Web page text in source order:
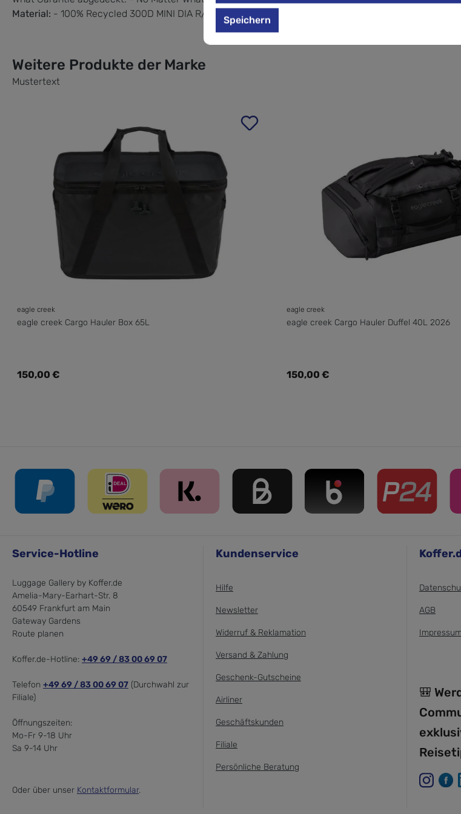
Material: - 100% Recycled 300D MINI DIA R/S Polyester - 100% Recycled Mesh Polyester
Weitere Produkte der Marke
Mustertext
eagle creek
eagle creek Cargo Hauler Box 65L
Regulärer Preis:
150,00 €
eagle creek
eagle creek Cargo Hauler Duffel 40L 2026
Regulärer Preis:
150,00 €
Service-Hotline
Luggage Gallery by Koffer.de
Amelia-Mary-Earhart-Str. 8
60549 Frankfurt am Main
Gateway Gardens
Route planen
Koffer.de-Hotline: +49 69 / 83 00 69 07
Telefon +49 69 / 83 00 69 07 (Durchwahl zur
Filiale)
Öffnungszeiten:
Mo-Fr 9-18 Uhr
Sa 9-14 Uhr
Oder über unser Kontaktformular.
Kundenservice
Hilfe
Newsletter
Widerruf & Reklamation
Versand & Zahlung
Geschenk-Gutscheine
Airliner
Geschäftskunden
Filiale
Persönliche Beratung
AGB
🎒
Speichern